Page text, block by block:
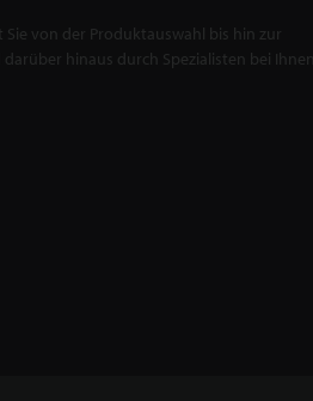
Sie von der Produktauswahl bis hin zur
hinaus durch Spezialisten bei Ihnen